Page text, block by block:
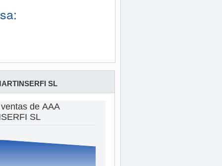
SL
de AAA
SL